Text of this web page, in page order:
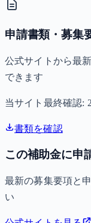
申請書類・募集
公式サイトから最
できます
当サイト最終確認:
書類を確認
この補助金に申
最新の募集要項と
い